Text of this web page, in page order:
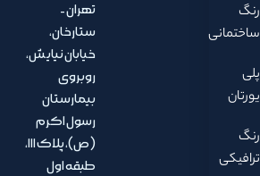
رنگ
ساختمانی
پلی
یورتان
رنگ
ترافیکی
تهران -
ستارخان،
خیابان نیایش،
روبروی
بیمارستان
رسول اکرم
(ص)، پلاک ۱۱۱،
طبقه اول